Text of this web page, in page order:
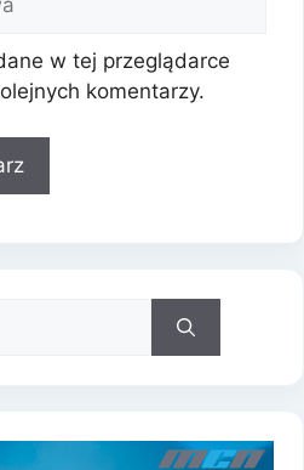
w tej przeglądarce
komentarzy.